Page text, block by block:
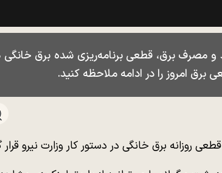
مصرف برق، قطعی برنامه‌ریزی شده برق خانگی
برق امروز را در ادامه ملاحظه کنید.
قطعی روزانه برق خانگی در دستور کار وزارت نیرو